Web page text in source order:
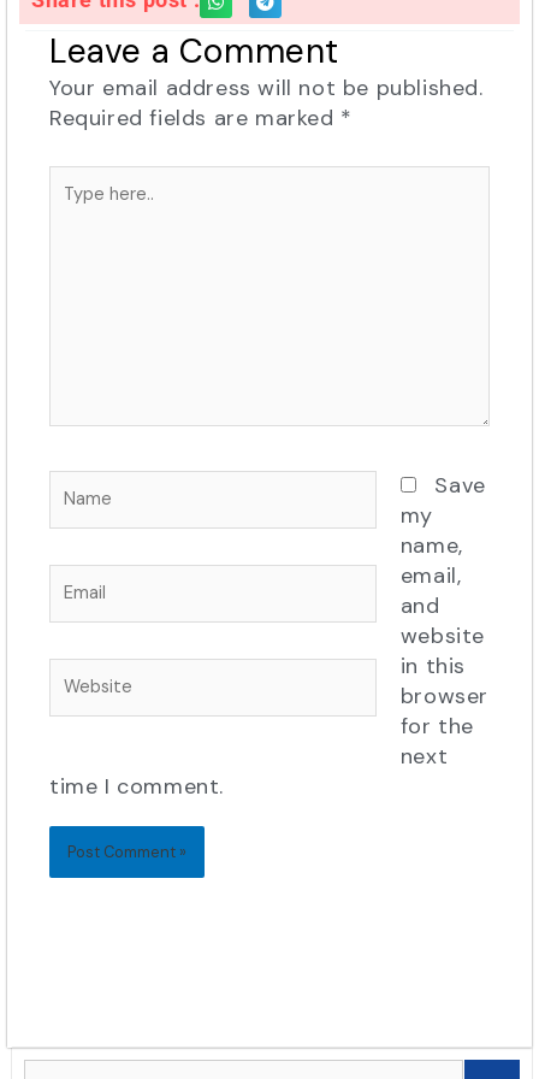
Leave a Comment
Your email address will not be published.
Required fields are marked *
Type
here..
Name
Email
Website
Save
my
name,
email,
and
website
in this
browser
for the
next
time I comment.